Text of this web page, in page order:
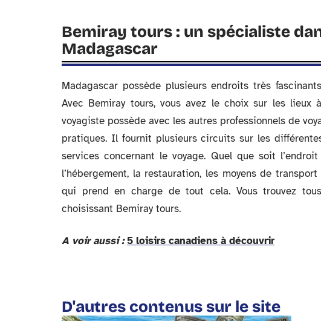
Bemiray tours : un spécialiste
Madagascar
Madagascar possède plusieurs endroits très
Avec Bemiray tours, vous avez le choix sur les
voyagiste possède avec les autres professionnels de
pratiques. Il fournit plusieurs circuits sur les
services concernant le voyage. Quel que soit
l’hébergement, la restauration, les moyens de
qui prend en charge de tout cela. Vous trouvez
choisissant Bemiray tours.
A voir aussi : 5 loisirs canadiens à découvrir
D'autres contenus sur le site